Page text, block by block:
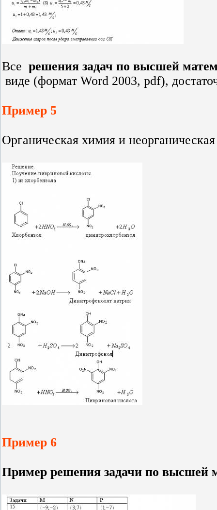
Все решения задач по высшей
виде (формат Word 2003, pdf),
Пример 5
Органическая химия и
Пример 6
Пример решения задачи по высшей